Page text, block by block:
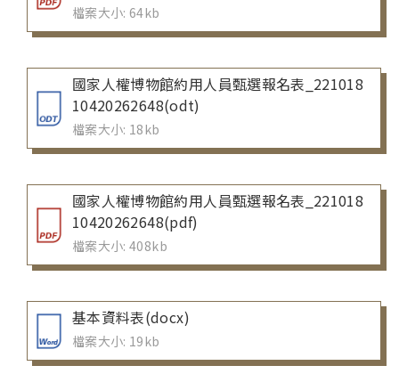
檔案大小: 64kb
國家人權博物館約用人員甄選報名表_221018
10420262648(odt)
檔案大小: 18kb
國家人權博物館約用人員甄選報名表_221018
10420262648(pdf)
檔案大小: 408kb
基本資料表(docx)
檔案大小: 19kb